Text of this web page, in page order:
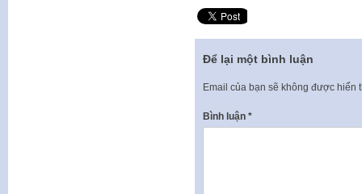
Để lại một bình luận
Email của bạn sẽ không được hiển
Bình luận *